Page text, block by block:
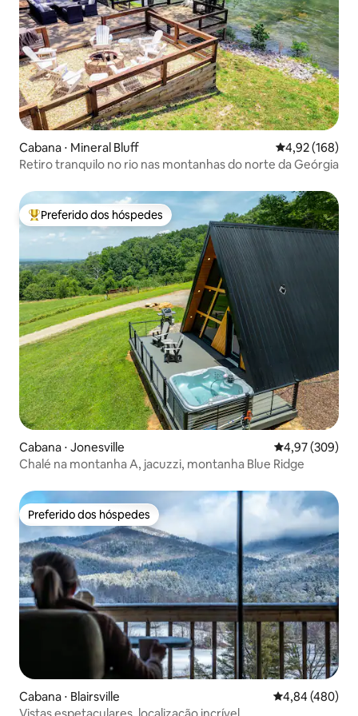
Cabana ⋅ Mineral Bluff 4,92 de uma
4,92 (168)
Retiro tranquilo no rio nas montanhas do norte da Geórgia
Entre os melhores preferidos dos hóspedes
Preferido dos hóspedes
Cabana ⋅ Jonesville 4,97 de uma
4,97 (309)
Chalé na montanha A, jacuzzi, montanha Blue Ridge
Preferido dos hóspedes
Preferido dos hóspedes
Cabana ⋅ Blairsville 4,84 de uma
4,84 (480)